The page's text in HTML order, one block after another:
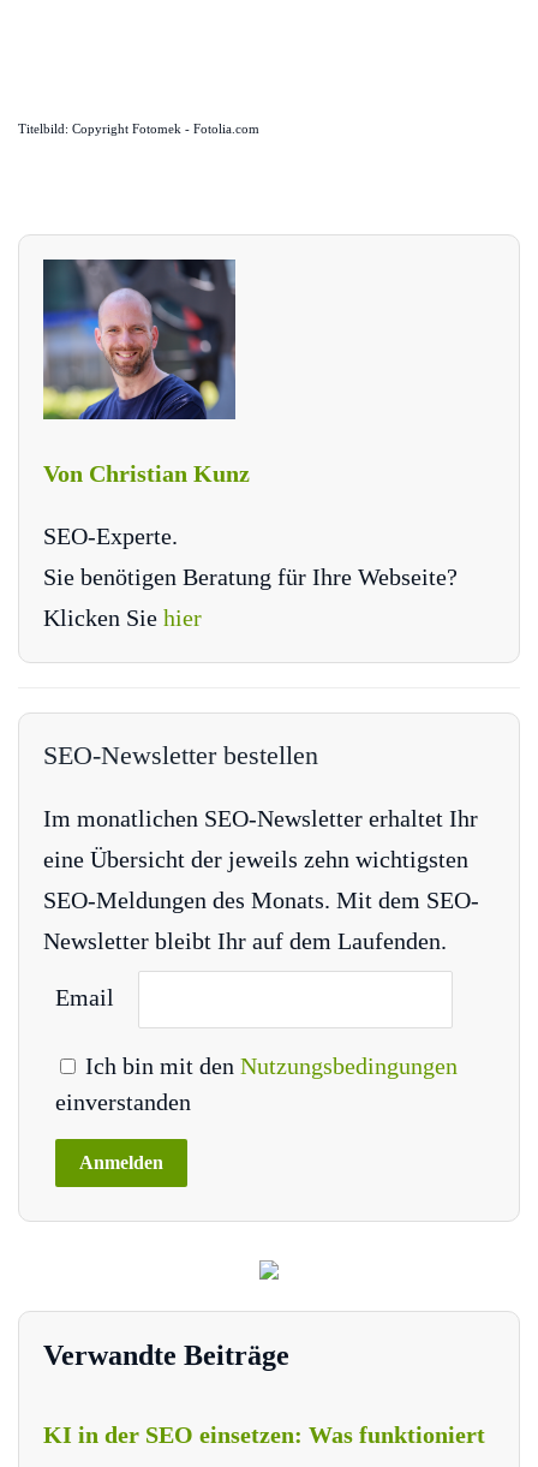
Titelbild: Copyright Fotomek - Fotolia.com
Von Christian Kunz
SEO-Experte.
Sie benötigen Beratung für Ihre Webseite?
Klicken Sie hier
SEO-Newsletter bestellen
Im monatlichen SEO-Newsletter erhaltet Ihr
eine Übersicht der jeweils zehn wichtigsten
SEO-Meldungen des Monats. Mit dem SEO-
Newsletter bleibt Ihr auf dem Laufenden.
Email
Ich bin mit den Nutzungsbedingungen
einverstanden
Verwandte Beiträge
KI in der SEO einsetzen: Was funktioniert